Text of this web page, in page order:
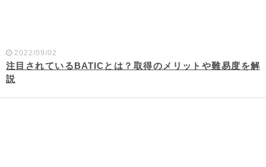
2022/09/02
注目されているBATICとは？取得のメリットや難易度を解
説